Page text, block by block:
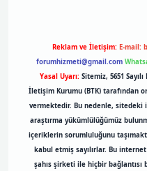
Reklam ve İletişim: E-mail:
forumhizmeti@gmail.com
Yasal Uyarı: Sitemiz, 5651
İletişim Kurumu (BTK) tarafından
vermektedir. Bu nedenle,
araştırma yükümlülüğümüz
içeriklerin sorumluluğunu
kabul etmiş sayılırlar. Bu
şahıs şirketi ile hiçbir bağlantısı